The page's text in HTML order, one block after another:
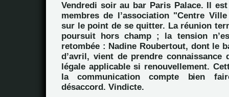
Vendredi soir au bar Paris Palace. Il
membres de l’association "Centre
sur le point de se quitter. La réunion
poursuit hors champ ; la tension
retombée : Nadine Roubertout, dont le
d’avril, vient de prendre connaissance
légale applicable si renouvellement.
la communication compte bien
désaccord. Vindicte.